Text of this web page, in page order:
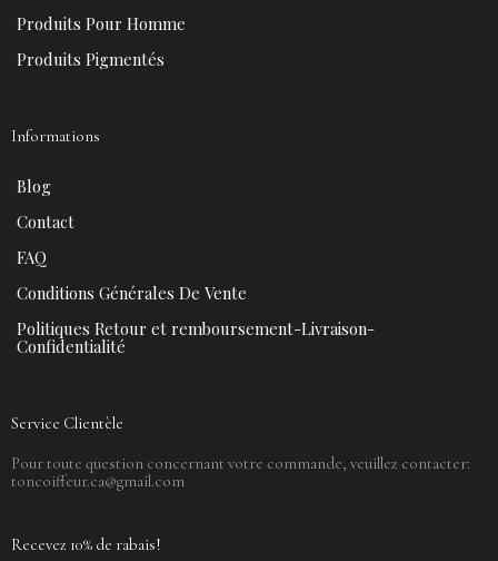
Produits Pour Homme
Produits Pigmentés
Informations
Blog
Contact
FAQ
Conditions Générales De Vente
Politiques Retour et remboursement-Livraison-
Confidentialité
Service Clientèle
Pour toute question concernant votre commande, veuillez contacter:
toncoiffeur.ca@gmail.com
Recevez 10% de rabais!